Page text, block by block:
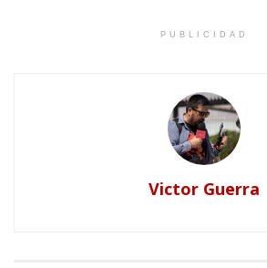
PUBLICIDAD
Victor Guerra